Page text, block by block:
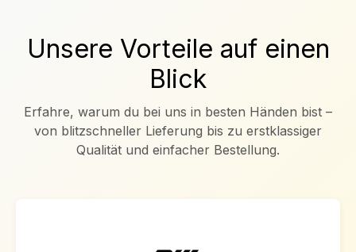
Unsere Vorteile auf einen
Blick
Erfahre, warum du bei uns in besten Händen bist –
von blitzschneller Lieferung bis zu erstklassiger
Qualität und einfacher Bestellung.